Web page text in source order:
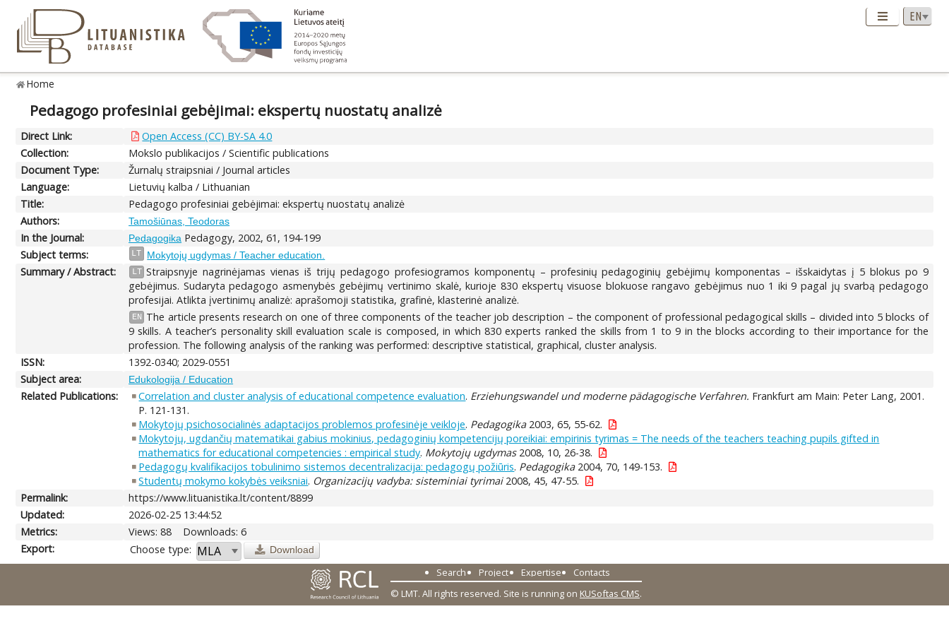
Home
Pedagogo profesiniai gebėjimai: ekspertų nuostatų analizė
Direct Link:
Open Access (CC) BY-SA 4.0
Collection:
Mokslo publikacijos / Scientific publications
Document Type:
Žurnalų straipsniai / Journal articles
Language:
Lietuvių kalba / Lithuanian
Title:
Pedagogo profesiniai gebėjimai: ekspertų nuostatų analizė
Authors:
Tamošiūnas, Teodoras
In the Journal: Pedagogika Pedagogy, 2002, 61, 194-199
Subject terms:
LT Mokytojų ugdymas / Teacher education.
Summary / Abstract: LT Straipsnyje nagrinėjamas vienas iš trijų pedagogo profesiogramos komponentų – profesinių pedagoginių gebėjimų komponentas – išskaidytas į 5 blokus po 9
gebėjimus. Sudaryta pedagogo asmenybės gebėjimų vertinimo skalė, kurioje 830 ekspertų visuose blokuose rangavo gebėjimus nuo 1 iki 9 pagal jų svarbą pedagogo
profesijai. Atlikta įvertinimų analizė: aprašomoji statistika, grafinė, klasterinė analizė.
EN
The article presents research on one of three components of the teacher job description – the component of professional pedagogical skills – divided into 5 blocks of
9 skills. A teacher’s personality skill evaluation scale is composed, in which 830 experts ranked the skills from 1 to 9 in the blocks according to their importance for the
profession. The following analysis of the ranking was performed: descriptive statistical, graphical, cluster analysis.
ISSN:
1392-0340; 2029-0551
Subject area:
Edukologija / Education
Related Publications: Correlation and cluster analysis of educational competence evaluation. Erziehungswandel und moderne pädagogische Verfahren. Frankfurt am Main: Peter Lang, 2001.
P. 121-131.
Mokytojų psichosocialinės adaptacijos problemos profesinėje veikloje. Pedagogika2003, 65, 55-62.
Mokytojų, ugdančių matematikai gabius mokinius, pedagoginių kompetencijų poreikiai: empirinis tyrimas = The needs of the teachers teaching pupils gifted in
mathematics for educational competencies : empirical study. Mokytojų ugdymas2008, 10, 26-38.
Pedagogų kvalifikacijos tobulinimo sistemos decentralizacija: pedagogų požiūris. Pedagogika2004, 70, 149-153.
Studentų mokymo kokybės veiksniai. Organizacijų vadyba: sisteminiai tyrimai2008, 45, 47-55.
Permalink:
https://www.lituanistika.lt/content/8899
Updated:
2026-02-25 13:44:52
Metrics:
Views: 88
Downloads: 6
Export:
Choose type: Download
Search Project Expertise
Contacts
© LMT. All rights reserved. Site is running on KUSoftas CMS.